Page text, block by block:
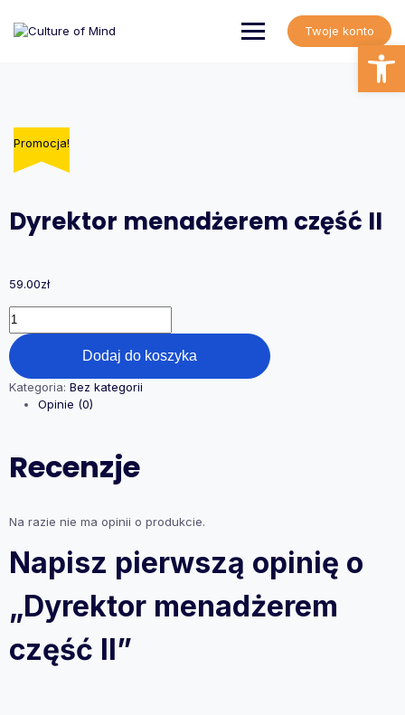
content
Twoje konto
Dyrektor menadżerem część II
59.00zł
ilość
Dyrektor
menadżerem
część
II
Dodaj do koszyka
Kategoria: Bez kategorii
Opinie (0)
Recenzje
Na razie nie ma opinii o produkcie.
Napisz pierwszą opinię o
„Dyrektor menadżerem
część II”
Promocja!
Promocja!